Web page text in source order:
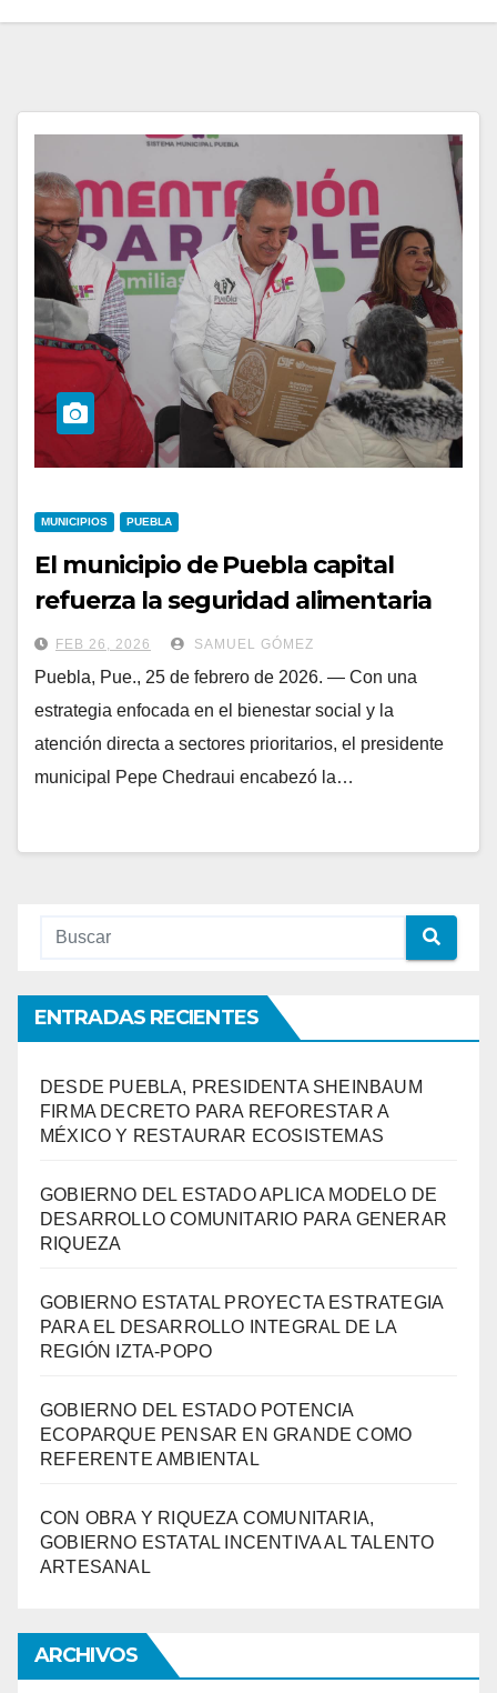
MUNICIPIOS PUEBLA
El municipio de Puebla capital
refuerza la seguridad alimentaria
con “Alimentación Imparable” en
Xilotzingo
FEB 26, 2026 SAMUEL GÓMEZ
Puebla, Pue., 25 de febrero de 2026. — Con una
estrategia enfocada en el bienestar social y la
atención directa a sectores prioritarios, el presidente
municipal Pepe Chedraui encabezó la…
ENTRADAS RECIENTES
DESDE PUEBLA, PRESIDENTA SHEINBAUM
FIRMA DECRETO PARA REFORESTAR A
MÉXICO Y RESTAURAR ECOSISTEMAS
GOBIERNO DEL ESTADO APLICA MODELO DE
DESARROLLO COMUNITARIO PARA GENERAR
RIQUEZA
GOBIERNO ESTATAL PROYECTA ESTRATEGIA
PARA EL DESARROLLO INTEGRAL DE LA
REGIÓN IZTA-POPO
GOBIERNO DEL ESTADO POTENCIA
ECOPARQUE PENSAR EN GRANDE COMO
REFERENTE AMBIENTAL
CON OBRA Y RIQUEZA COMUNITARIA,
GOBIERNO ESTATAL INCENTIVA AL TALENTO
ARTESANAL
ARCHIVOS